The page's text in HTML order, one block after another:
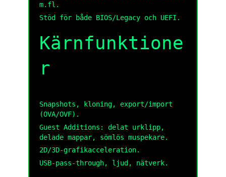
m.fl.
Stöd för både BIOS/Legacy och UEFI.
Kärnfunktione
r
Snapshots, kloning, export/import
(OVA/OVF).
Guest Additions: delat urklipp,
delade mappar, sömlös muspekare.
2D/3D-grafikacceleration.
USB-pass-through, ljud, nätverk.